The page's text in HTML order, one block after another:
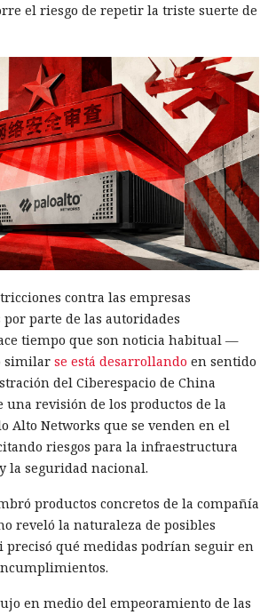
el riesgo de repetir la triste suerte de
contra las empresas
parte de las autoridades
tiempo que son noticia habitual —
similar se está desarrollando en sentido
del Ciberespacio de China
revisión de los productos de la
Alto Networks que se venden en el
riesgos para la infraestructura
la seguridad nacional.
productos concretos de la compañía
reveló la naturaleza de posibles
qué medidas podrían seguir en
en medio del empeoramiento de las